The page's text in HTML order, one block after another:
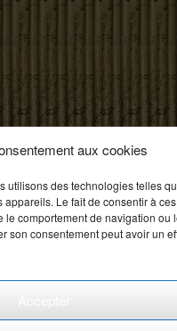
aux cookies
utilisons des technologies telles
Le fait de consentir à
comportement de navigation ou
son consentement peut avoir un